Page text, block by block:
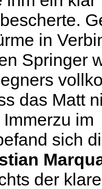
in
Springer
das Matt
im
sich
der